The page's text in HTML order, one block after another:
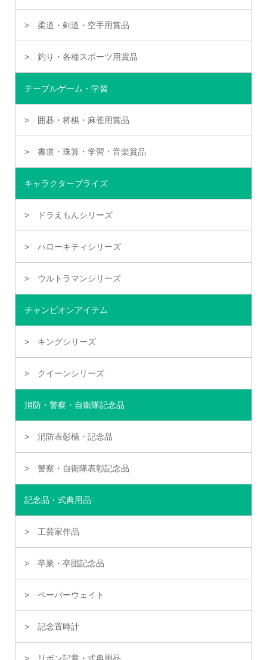
柔道・剣道・空手用賞品
釣り・各種スポーツ用賞品
テーブルゲーム・学習
囲碁・将棋・麻雀用賞品
書道・珠算・学習・音楽賞品
キャラクタープライズ
ドラえもんシリーズ
ハローキティシリーズ
ウルトラマンシリーズ
チャンピオンアイテム
キングシリーズ
クイーンシリーズ
消防・警察・自衛隊記念品
消防表彰楯・記念品
警察・自衛隊表彰記念品
記念品・式典用品
工芸家作品
卒業・卒団記念品
ペーパーウェイト
記念置時計